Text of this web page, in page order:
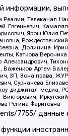
информации,
Телеканал
Евгеньевич,
Ярош Юлия
Долинина
Каткова
Важенков Артем
ЗП, Зона права,
Сурначева
диджитал медиа,
Регина Фаритовна
7755/ данные